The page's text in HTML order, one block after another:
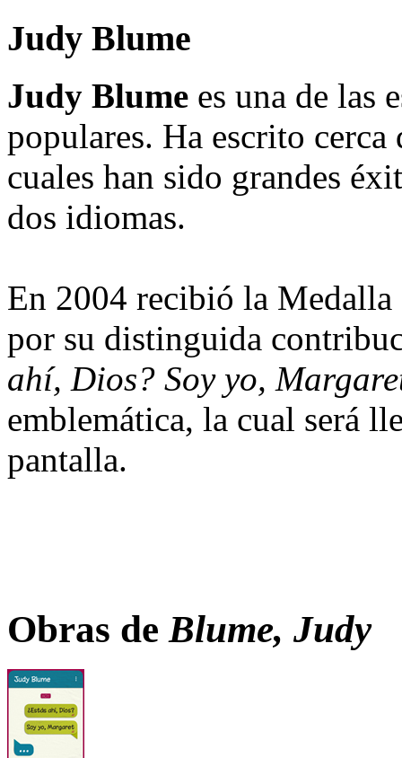
Judy Blume
Judy Blume es una de las
populares. Ha escrito
cuales han sido grandes
dos idiomas.
En 2004 recibió la
por su distinguida
ahí, Dios? Soy yo,
emblemática, la cual será
pantalla.
Obras deBlume, Judy